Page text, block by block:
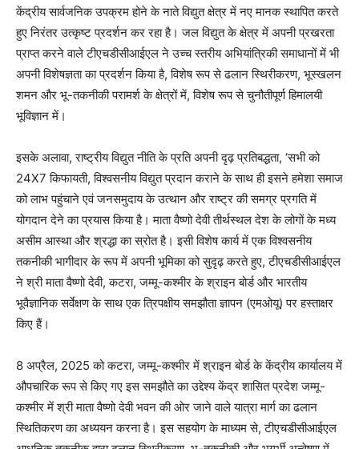
केंद्रीय सार्वजनिक उपक्रम होने के नाते विद्युत क्षेत्र में नए मानक स्थापित करते
हुए निरंतर उत्कृष्ट प्रदर्शन कर रहा है। जल विद्युत के क्षेत्र में अपनी प्रखरता
प्राप्त करने वाले टीएचडीसीआईएल ने उच्च स्तरीय अभियांत्रिकी समाधानों में भी
अपनी विशेषज्ञता का प्रदर्शन किया है, विशेष रूप से ढलान स्थिरीकरण, भूस्खलन
शमन और भू-तकनीकी परामर्श के क्षेत्रों में, विशेष रूप से चुनौतीपूर्ण हिमालयी
भूविज्ञान में।
इसके अलावा, राष्ट्रीय विद्युत नीति के प्रति अपनी दृढ़ प्रतिबद्धता, ‘सभी को
24X7 किफायती, विश्वसनीय विद्युत प्रदान कराने के साथ ही इसने हमेशा समाज
को लाभ पहुंचाने एवं जनसमुदाय के उत्थान और राष्ट्र की समग्र प्रगति में
योगदान देने का प्रयास किया है। माता वैष्णो देवी तीर्थस्थल देश के लोगों के मध्य
असीम आस्था और श्रद्धा का स्रोत है। इसी विशेष कार्य में एक विश्वसनीय
तकनीकी भागीदार के रूप में अपनी भूमिका को सुदृढ़ करते हुए, टीएचडीसीआईएल
ने श्री माता वैष्णो देवी, कटरा, जम्मू-कश्मीर के श्राइन बोर्ड और भारतीय
भूवैज्ञानिक सर्वेक्षण के साथ एक त्रिपक्षीय समझौता ज्ञापन (एमओयू) पर हस्ताक्षर
किए हैं।
8 अप्रैल, 2025 को कटरा, जम्मू-कश्मीर में श्राइन बोर्ड के केंद्रीय कार्यालय में
औपचारिक रूप से किए गए इस समझौते का उद्देश्य केंद्र शासित प्रदेश जम्मू-
कश्मीर में श्री माता वैष्णो देवी भवन की ओर जाने वाले यात्रा मार्ग का ढलान
स्थितिकरण का अध्ययन करना है। इस सहयोग के माध्यम से, टीएचडीसीआईएल